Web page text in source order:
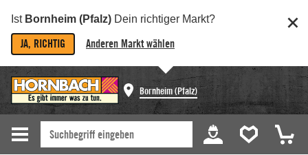
Ist Bornheim (Pfalz) Dein richtiger Markt?
JA, RICHTIG Anderen Markt wählen
Bornheim (Pfalz)